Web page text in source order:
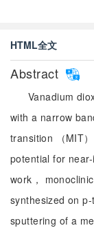
HTML全文
Abstract
Vanadium
with a narrow
transition （MIT
potential for
work，
synthesized on
sputtering of a